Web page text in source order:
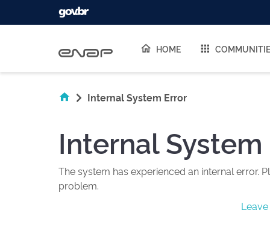
HOME
Internal System Error
Internal
The system has experienced an internal error.
problem.